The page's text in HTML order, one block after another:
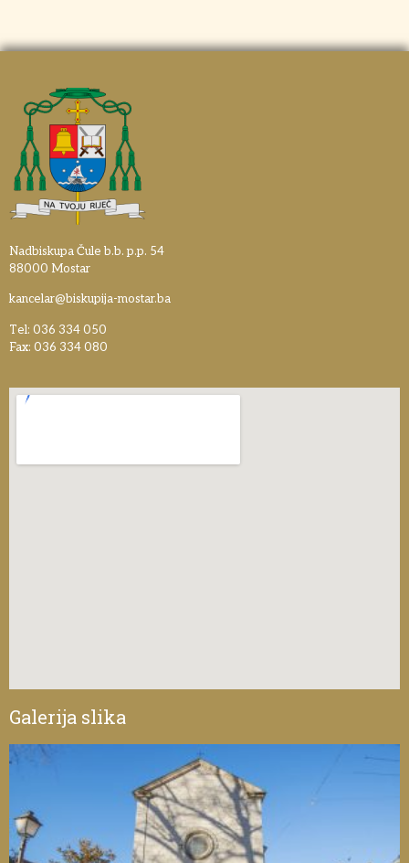
Nadbiskupa Čule b.b. p.p. 54
88000 Mostar
kancelar@biskupija-mostar.ba
Tel: 036 334 050
Fax: 036 334 080
Galerija slika